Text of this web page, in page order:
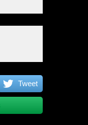
Tweet